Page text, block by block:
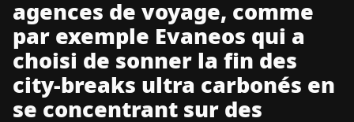
agences de voyage, comme
par exemple Evaneos qui a
choisi de sonner la fin des
city-breaks ultra carbonés en
se concentrant sur des